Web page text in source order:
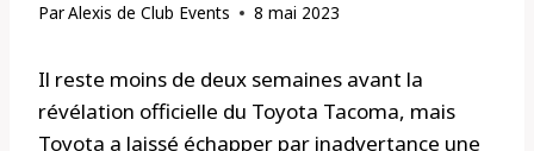
ParAlexis de Club Events 8 mai 2023
Il reste moins de deux semaines avant la
révélation officielle du Toyota Tacoma, mais
Toyota a laissé échapper par inadvertance une